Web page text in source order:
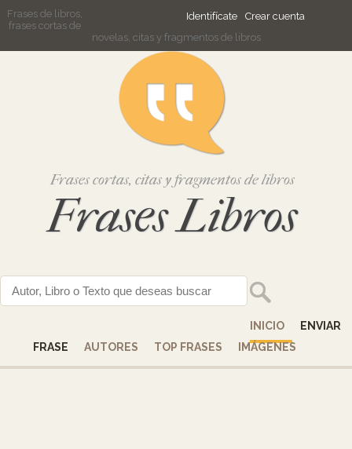
Identifícate Crear cuenta
Frases de libros,
frases cortas de
novelas, citas y fragmentos de libros
Frases cortas, citas y fragmentos de libros
Frases Libros
INICIO
ENVIAR
FRASE
AUTORES TOP FRASES IMÁGENES